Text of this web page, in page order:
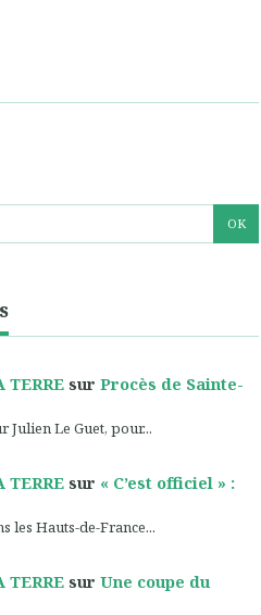
TERRE sur Procès de Sainte-
Julien Le Guet, pour...
TERRE sur « C’est officiel » :
les Hauts-de-France...
TERRE sur Une coupe du